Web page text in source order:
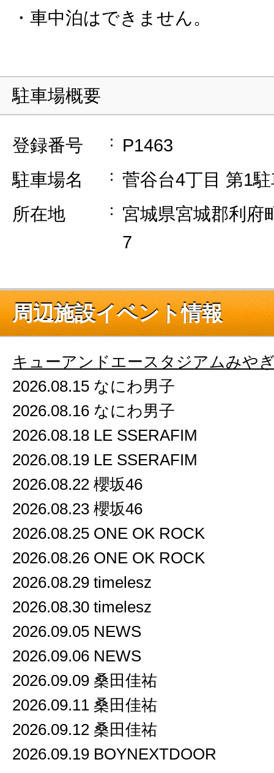
・車中泊はできません。
駐車場概要
登録番号
P1463
駐車場名
菅谷台4丁目 第1
所在地
宮城県宮城郡利府
7
周辺施設イベント情報
キューアンドエースタジアムみや
2026.08.15 なにわ男子
2026.08.16 なにわ男子
2026.08.18 LE SSERAFIM
2026.08.19 LE SSERAFIM
2026.08.22 櫻坂46
2026.08.23 櫻坂46
2026.08.25 ONE OK ROCK
2026.08.26 ONE OK ROCK
2026.08.29 timelesz
2026.08.30 timelesz
2026.09.05 NEWS
2026.09.06 NEWS
2026.09.09 桑田佳祐
2026.09.11 桑田佳祐
2026.09.12 桑田佳祐
2026.09.19 BOYNEXTDOOR